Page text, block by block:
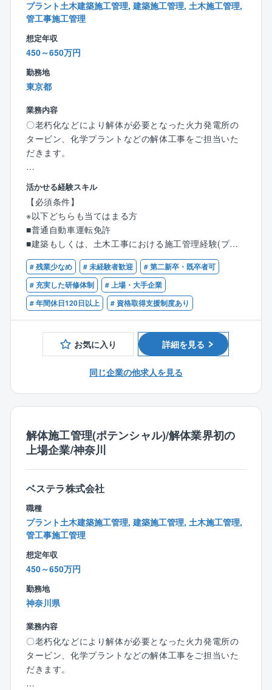
■働きやすさ
⇒2017年に上場したため勤怠管理も徹底しており、残
業は平均25時間程度。解体工事だと「資材発注がな
い」「建造中、後の品質管理やフォローがない」「作
成書類が少ない」といった事情から、トラブルや事務
作業が少なく、それが残業や休日出勤の少なさに繋が
っています。
もありません。会社としても定年まで働いて頂ける環
境を目指しており、所得補償保険など福利厚生も充実
しています。
※ご家庭の事情で働き方や出張範囲に相談がある場合
は、それを踏まえて選考可能です。ぜひ積極的にご応
募ください。
【同社の手当の特徴】
＜出張手当は年最大100万円＞
⇒年に半年～1年程度出張した場合、約50～100万円の
い…」という方には出張の少ない働き方も対応してい
ます。
＜資格手当充実＞
⇒1級建築施工管理技士、1級土木施工管理技士、技術
士（建設）の資格をお持ちの方は、年間最大60万円の
手当がございます。
業務上必要な資格であれば、取得のかかる受講料や講
習料は、会社が全額負担します。
また、大手プラントメーカーからの元受け工事が多
く、対象建築物も大小/種類様々。脱炭素の要求が進む
中で新たな解体工法を採用したりと突き詰めがいもあ
ります。業績好調につき積極増員中のため、マネジメ
【教育体制】
一定の研修体制は整えています。
入社後はまず1～2週間ほど本社での研修を受けていた
だき、社内システムの使い方、各種申請の方法、解体
工事に関する基礎知識、安全管理について学んでいた
に取り組みながら実務を習得していただきます。た
だ、現状の教育体制には改善の余地があると認識して
おり、より良い仕組みを作るべく継続的にアップデー
トを進めています。
＜プラント解体に特化した唯一の東証プライム上場企
業／17の特許を取得＞
「つくった人には壊せない」をコンセプトに、建造手
法のプロセスを遡るのではなく、全く新しい切り口で
得しており、NHKなどのメディアでも取材実績多数。
解体によるスクラップのリサイクル事業も行ってお
り、業績は好調に推移しております。
業は平均25時間程度。解体工事だと「資材発注がな
い」「建造中、後の品質管理やフォローがない」「作
成書類が少ない」といった事情から、トラブルや事務
作業が少なく、それが残業や休日出勤の少なさに繋が
っています。
また、工期も1～3カ月ほどの短いものが多く、夜勤
もありません。会社としても定年まで働いて頂ける環
境を目指しており、所得補償保険など福利厚生も充実
しています。
※ご家庭の事情で働き方や出張範囲に相談がある場合
は、それを踏まえて選考可能です。ぜひ積極的にご応
【同社の手当の特徴】
＜出張手当は年最大100万円＞
⇒年に半年～1年程度出張した場合、約50～100万円の
手当を支給。家庭の事情などで「出張が多いのは厳し
い…」という方には出張の少ない働き方も対応してい
プラント土木建築施工管理, 建築施工管理, 土木施工管理,
管工事施工管理
想定年収
450～650万円
勤務地
東京都
業務内容
〇老朽化などにより解体が必要となった火力発電所の
タービン、化学プラントなどの解体工事をご担当いた
だきます。
【業務内容】
■現場監督業務/廃棄物処理又はスクラップ等の処分
■工事の事前調査
■施工計画作成
■どんなやり方で解体するか打ち合わせ
■CADを使用し計画を立案（デスクワーク）
■プラント関係者と工事に関する打ち合わせ
■作業員や必要な資材を手配
■現場の進み具合をチェック
【入社後の流れ】
※ご経験に応じて入社後の流れは変動いたします。
〇最初の1～2週間は導入研修
知識や、官公庁とやりとりする書類についてなど、細
先輩の現場に補助として入り流れを習得。2～3年後に
は、ひとりで現場を取り仕切れるようになります。
【同社の解体工事業務の特徴】
■働きやすさ
⇒2017年に上場したため勤怠管理も徹底しており、残
業は平均30h程度。解体工事だと「資材発注がない」
「建造中、後の品質管理やフォローがない」「作成書
類が少ない」といった事情から、トラブルや事務作業
が少なく、それが残業や休日出勤の少なさに繋がって
います。
また、工期も1～3カ月ほどの短いものが多く、夜勤
もありません。会社としても定年まで働いて頂ける環
しています。
※ご家庭の事情で働き方や出張範囲に相談がある場合
は、それを踏まえて選考可能です。ぜひ積極的にご応
募ください。
活かせる経験スキル
【必須条件】
※以下どちらも当てはまる方
■普通自動車運転免許
■建築もしくは、土木工事における施工管理経験(プラ
ント業界経験は問いません)
# 残業少なめ # 未経験者歓迎
# 第二新卒・既卒者可
# 充実した研修体制
# 上場・大手企業
# 年間休日120日以上
# 資格取得支援制度あり
お気に入り 詳細を見る
同じ企業の他求人を見る
解体施工管理(ポテンシャル)/解体業界初の
上場企業/神奈川
ベステラ株式会社
職種
プラント土木建築施工管理, 建築施工管理, 土木施工管理,
管工事施工管理
想定年収
450～650万円
勤務地
神奈川県
業務内容
〇老朽化などにより解体が必要となった火力発電所の
タービン、化学プラントなどの解体工事をご担当いた
だきます。